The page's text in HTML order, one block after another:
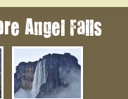
Angel Falls